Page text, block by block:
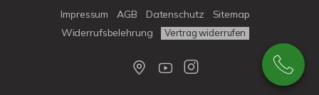
Impressum
AGB Datenschutz
Sitemap
Widerrufsbelehrung
Vertrag widerrufen